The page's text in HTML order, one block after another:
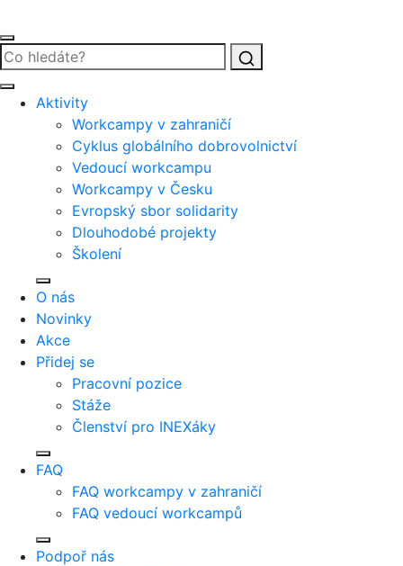
Vyhledat
Aktivity
Workcampy v zahraničí
Cyklus globálního dobrovolnictví
Vedoucí workcampu
Workcampy v Česku
Evropský sbor solidarity
Dlouhodobé projekty
Školení
O nás
Novinky
Akce
Přidej se
Pracovní pozice
Stáže
Členství pro INEXáky
FAQ
FAQ workcampy v zahraničí
FAQ vedoucí workcampů
Podpoř nás